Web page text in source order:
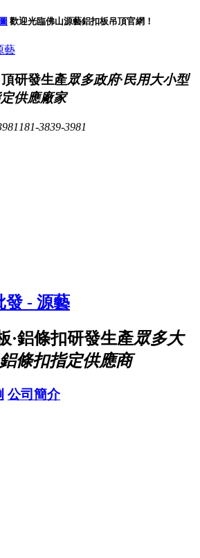
歡迎光臨佛山源藝鋁扣板吊頂官網！
研發生產眾多政府·民用大小型
供應廠家
181-3839-3981
·鋁條扣研發生產眾多大
條扣指定供應商
公司簡介